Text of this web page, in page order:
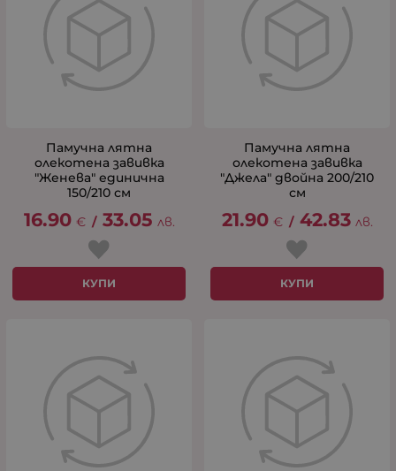
Памучна лятна
олекотена завивка
"Женева" единична
150/210 см
16.90 € / 33.05 лв.
КУПИ
Памучна лятна
олекотена завивка
"Джела" двойна 200/210
см
21.90 € / 42.83 лв.
КУПИ